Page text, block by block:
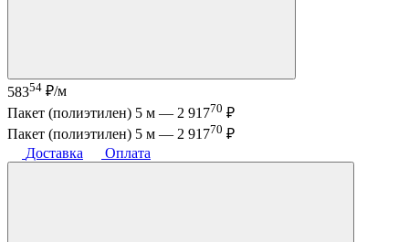
58354 ₽/м
Пакет (полиэтилен) 5 м — 2 91770 ₽
Пакет (полиэтилен) 5 м — 2 91770 ₽
Доставка
Оплата